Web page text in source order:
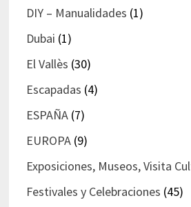
DIY – Manualidades (1)
Dubai (1)
El Vallès (30)
Escapadas (4)
ESPAÑA(7)
EUROPA(9)
Exposiciones, Museos, Visita
Festivales y Celebraciones (45)